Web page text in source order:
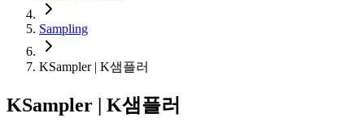
Sampling
KSampler | K샘플러
KSampler | K샘플러